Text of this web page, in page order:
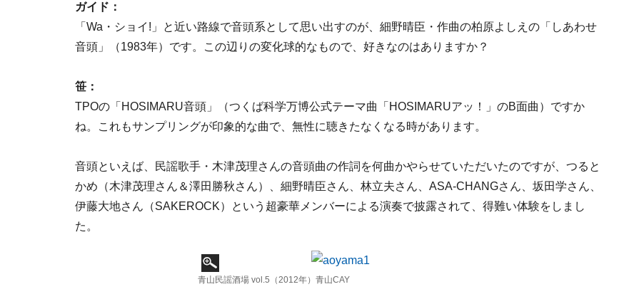
ガイド：
「Wa・ショイ!」と近い路線で音頭系として思い出すのが、細野晴臣・作曲の柏原よしえの「しあわせ
音頭」（1983年）です。この辺りの変化球的なもので、好きなのはありますか？
笹：
TPOの「HOSIMARU音頭」（つくば科学万博公式テーマ曲「HOSIMARUアッ！」のB面曲）ですか
ね。これもサンプリングが印象的な曲で、無性に聴きたなくなる時があります。
音頭といえば、民謡歌手・木津茂理さんの音頭曲の作詞を何曲かやらせていただいたのですが、つると
かめ（木津茂理さん＆澤田勝秋さん）、細野晴臣さん、林立夫さん、ASA-CHANGさん、坂田学さん、
伊藤大地さん（SAKEROCK）という超豪華メンバーによる演奏で披露されて、得難い体験をしまし
た。
青山民謡酒場 vol.5（2012年）青山CAY